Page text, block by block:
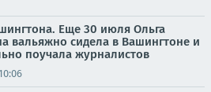
Еще 30 июля Ольга
вальяжно сидела в Вашингтоне и
поучала журналистов